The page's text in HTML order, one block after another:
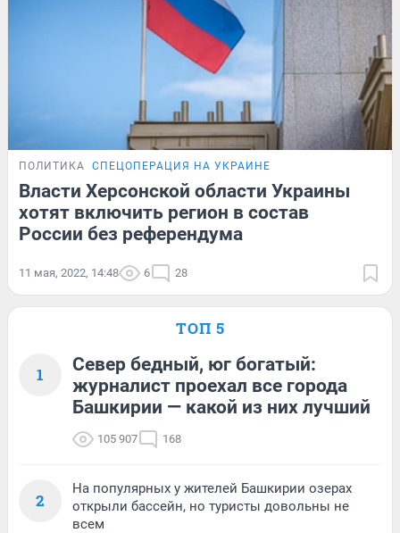
ПОЛИТИКА СПЕЦОПЕРАЦИЯ НА УКРАИНЕ
Власти Херсонской области Украины
хотят включить регион в состав
России без референдума
11 мая, 2022, 14:48 6 28
ТОП 5
1
Север бедный, юг богатый:
журналист проехал все города
Башкирии — какой из них лучший
105 907 168
2
На популярных у жителей Башкирии озерах
открыли бассейн, но туристы довольны не
всем